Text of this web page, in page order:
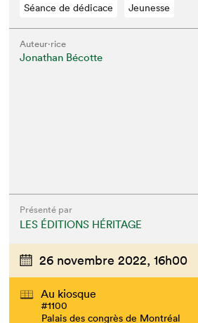
Séance de dédicace Jeunesse
Auteur·rice
Jonathan Bécotte
Présenté par
LES ÉDITIONS HÉRITAGE
26 novembre 2022, 16h00
Au kiosque
#1100
Palais des congrès de Montréal